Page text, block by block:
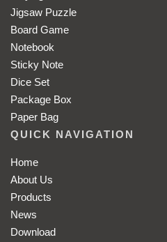
Jigsaw Puzzle
Board Game
Notebook
Sticky Note
Dice Set
Package Box
Paper Bag
QUICK NAVIGATION
Home
About Us
Products
News
Download